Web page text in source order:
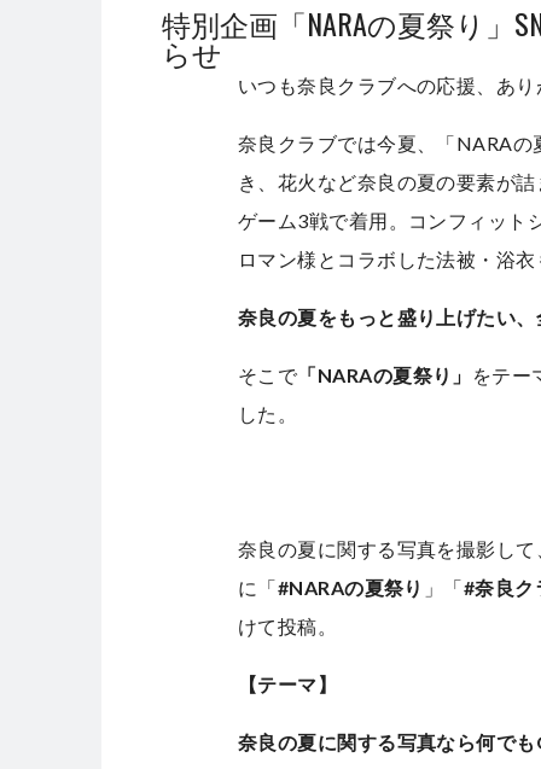
特別企画「NARAの夏祭り」
らせ
いつも奈良クラブへの応援、あ
奈良クラブでは今夏、「NARA
き、花火など奈良の夏の要素が
ゲーム3戦で着用。コンフィット
ロマン様とコラボした法被・浴
奈良の夏をもっと盛り上げたい
そこで 「NARAの夏祭り」 をテー
した。
奈良の夏に関する写真を撮影し
に「#NARAの夏祭り 」「#奈良ク
けて投稿。
【テーマ】
奈良の夏に関する写真なら何で